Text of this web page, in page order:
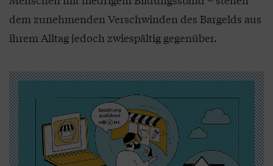
dem zunehmenden Verschwinden des Bargelds aus
ihrem Alltag jedoch zwiespältig gegenüber.